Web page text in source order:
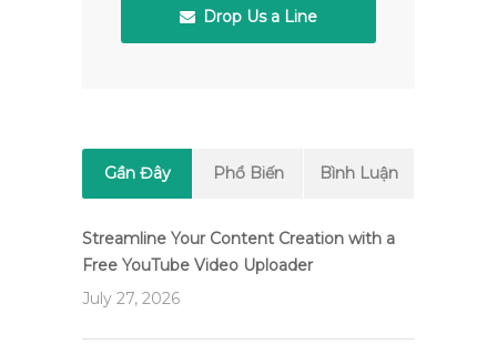
Drop Us a Line
Gần Đây Phổ Biến Bình Luận
Streamline Your Content Creation with a
Free YouTube Video Uploader
July 27, 2026